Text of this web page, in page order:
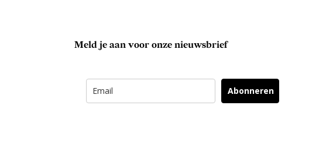
Meld je aan voor onze nieuwsbrief
Abonneren